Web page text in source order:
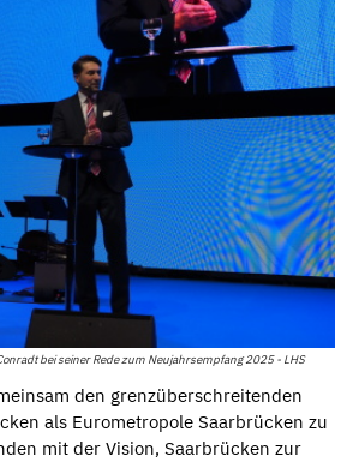
bei seiner Rede zum Neujahrsempfang 2025 - LHS
den grenzüberschreitenden
als Eurometropole Saarbrücken zu
mit der Vision, Saarbrücken zur